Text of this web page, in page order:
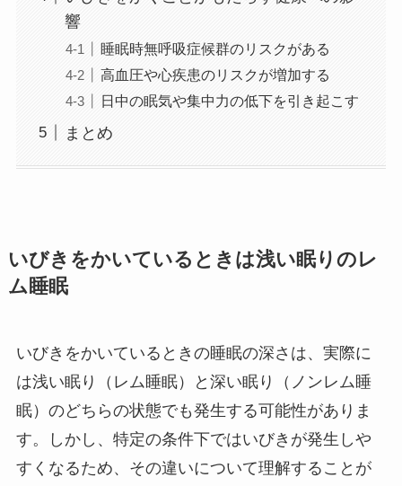
響
睡眠時無呼吸症候群のリスクがある
高血圧や心疾患のリスクが増加する
日中の眠気や集中力の低下を引き起こす
まとめ
いびきをかいているときは浅い眠りのレ
ム睡眠
いびきをかいているときの睡眠の深さは、実際に
は浅い眠り（レム睡眠）と深い眠り（ノンレム睡
眠）のどちらの状態でも発生する可能性がありま
す。しかし、特定の条件下ではいびきが発生しや
すくなるため、その違いについて理解することが